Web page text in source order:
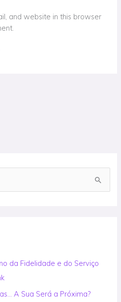
da Fidelidade e do Serviço
A Sua Será a Próxima?
and website in this browser